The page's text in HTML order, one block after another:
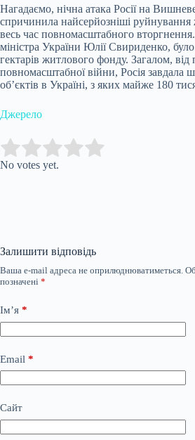
Нагадаємо, нічна атака Росії на
спричинила найсерйозніші руйнування
весь час повномасштабного
міністра України Юлії Свириденко,
гектарів житлового фонду. Загалом, від
повномасштабної війни, Росія завдала
об’єктів в Україні, з яких майже 180
Джерело
Rate this item:
No votes yet.
Залишити відповідь
Ваша e-mail адреса не оприлюднюватиметься.
позначені *
Ім’я *
Email *
Сайт